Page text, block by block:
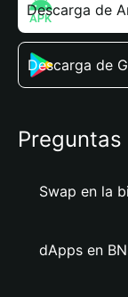
Descarga de
Descarga de
Swap en la
dApps en